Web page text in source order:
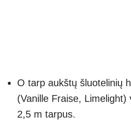
O tarp aukštų šluotelinių
(Vanille Fraise,
2,5 m tarpus.